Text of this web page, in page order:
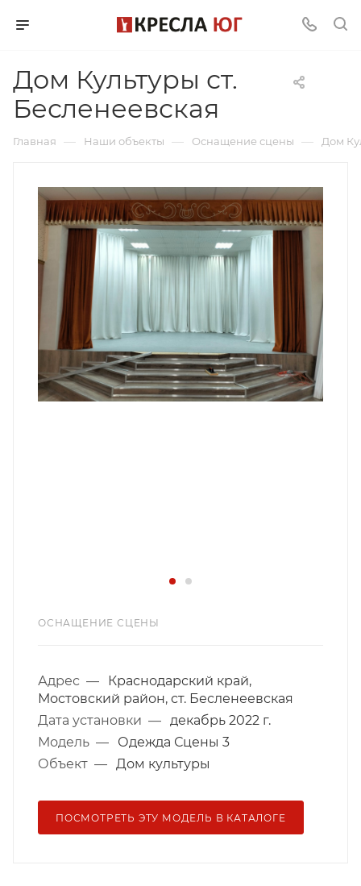
Дом Культуры ст.
Бесленеевская
Главная — Наши объекты — Оснащение сцены — Дом
ОСНАЩЕНИЕ СЦЕНЫ
Адрес —
Краснодарский край,
Мостовский район, ст. Бесленеевская
Дата установки — декабрь 2022 г.
Модель —
Одежда Сцены 3
Объект — Дом культуры
ПОСМОТРЕТЬ ЭТУ МОДЕЛЬ В КАТАЛОГЕ